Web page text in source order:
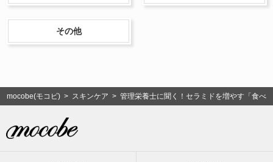
その他
mocobe(モコビ) > スキンケア > 管理栄養士に聞く！セラミドを増やす「食べ